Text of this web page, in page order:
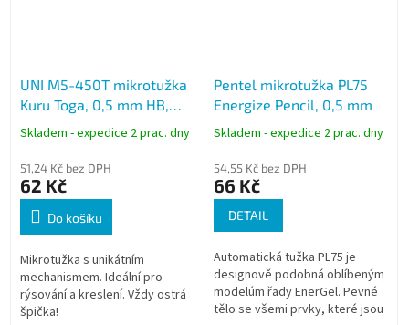
UNI M5-450T mikrotužka
Kuru Toga, 0,5 mm HB,
unikátní kovový hrot
Skladem - expedice 2 prac. dny
51,24 Kč bez DPH
62 Kč
Do košíku
Mikrotužka s unikátním
mechanismem. Ideální pro
rýsování a kreslení. Vždy ostrá
špička!
Pentel mikrotužka PL75
Energize Pencil, 0,5 mm
Skladem - expedice 2 prac. dny
54,55 Kč bez DPH
66 Kč
DETAIL
Automatická tužka PL75 je
designově podobná oblíbeným
modelúm řady EnerGel. Pevné
tělo se všemi prvky, které jsou